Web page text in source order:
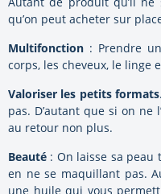
qu’on peut acheter sur
Multifonction : Prendre
corps, les cheveux, le linge
Valoriser les petits formats
pas. D’autant que si on ne
au retour non plus.
Beauté : On laisse sa
en ne se maquillant pas.
une huile qui vous